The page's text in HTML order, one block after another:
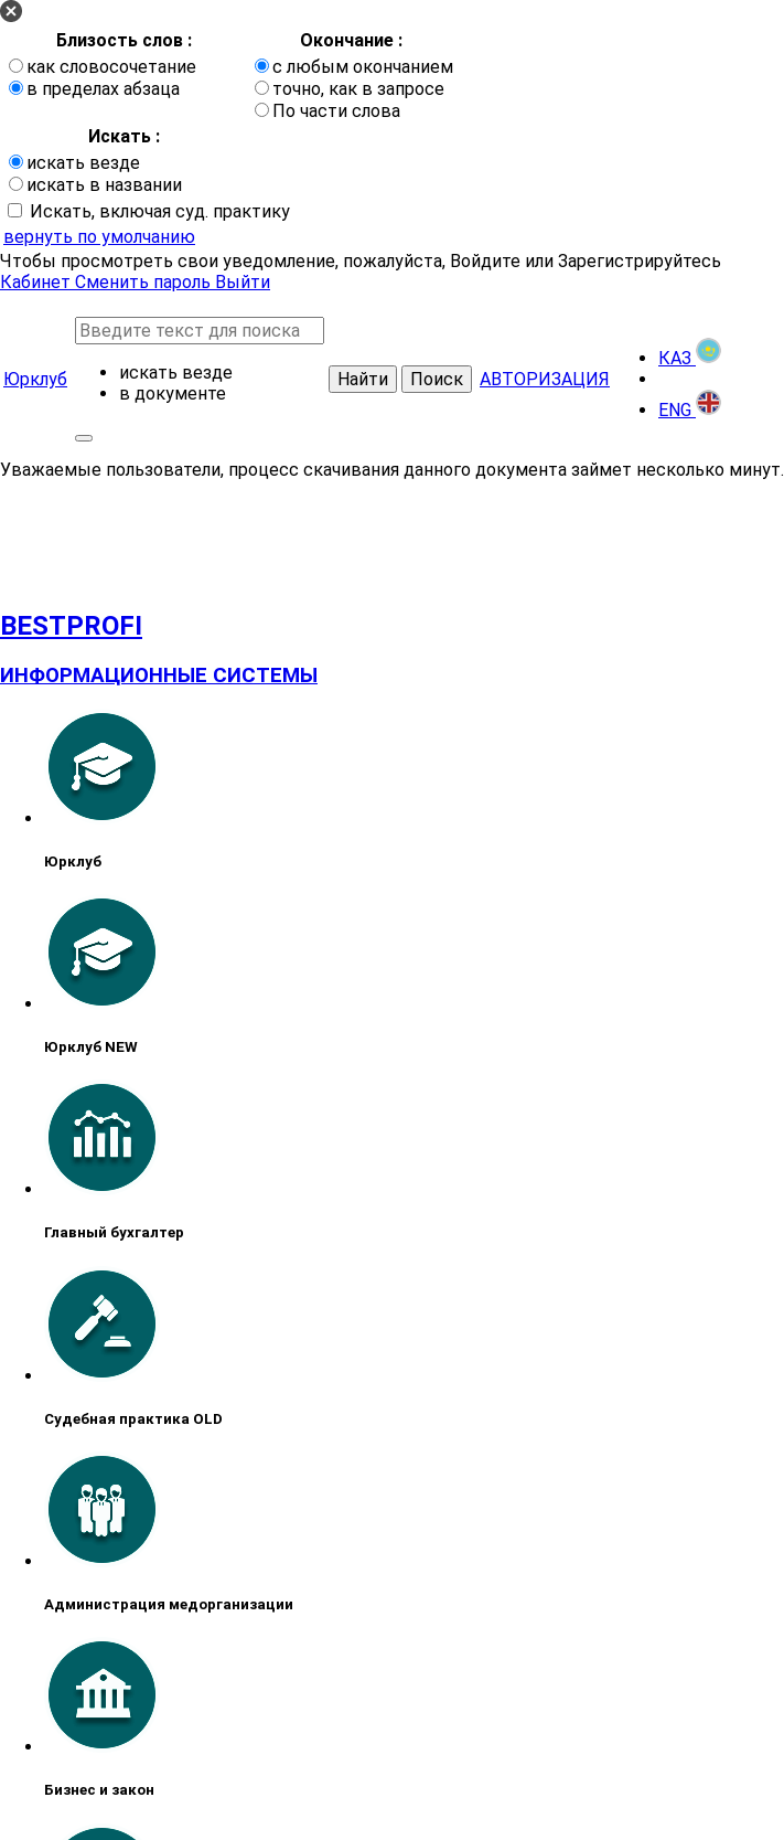
Близость слов :
Окончание :
как словосочетание
в пределах абзаца
с любым окончанием
точно, как в запросе
По части слова
Искать :
искать везде
искать в названии
Искать, включая суд. практику
вернуть по умолчанию
Чтобы просмотреть свои уведомление, пожалуйста, Войдите или Зарегистрируйтесь
Кабинет Сменить пароль Выйти
Юрклуб
искать везде
в документе
Найти Поиск АВТОРИЗАЦИЯ
КАЗ
ENG
Уважаемые пользователи, процесс скачивания данного документа займет несколько минут.
BESTPROFI
ИНФОРМАЦИОННЫЕ СИСТЕМЫ
Юрклуб
Юрклуб NEW
Главный бухгалтер
Судебная практика OLD
Администрация медорганизации
Бизнес и закон